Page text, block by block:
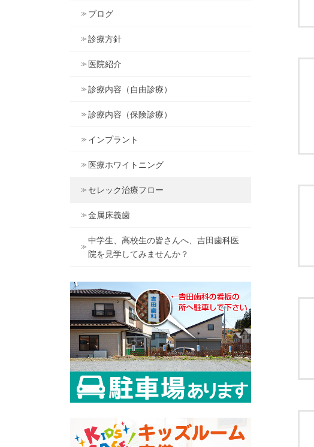
ブログ
診療方針
医院紹介
診療内容（自由診療）
診療内容（保険診療）
インプラント
医療ホワイトニング
セレック治療フロー
金属床義歯
中学生、高校生の皆さんへ、吉田歯科医
院を見学してみませんか？